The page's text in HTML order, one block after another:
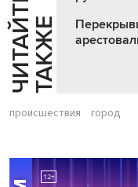
Ч
И
Т
АЙ
Т
Е
Т
А
К
ЖЕ
происшествия город